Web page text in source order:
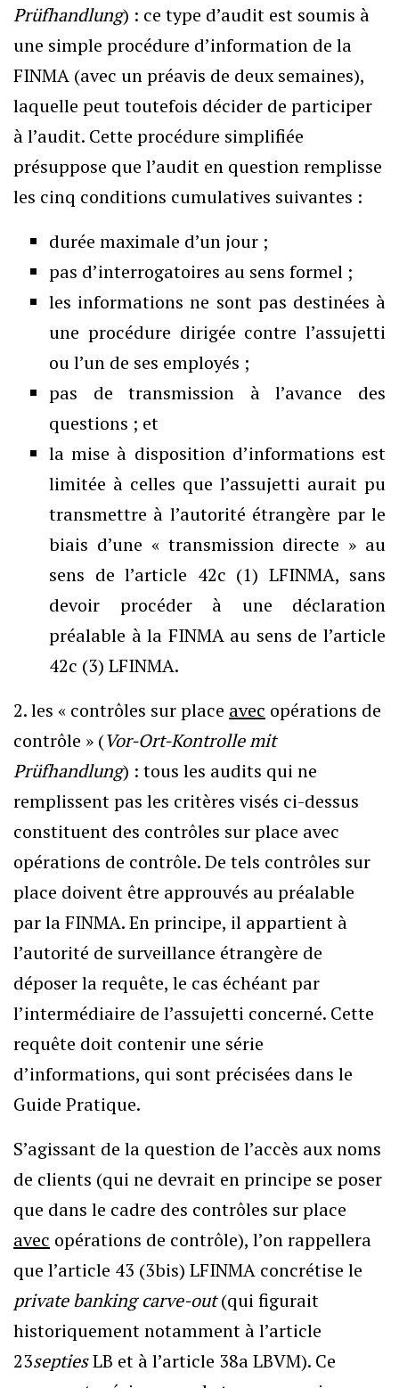
Prüfhandlung) : ce type d’audit est soumis à
une simple procédure d’information de la
FINMA (avec un préavis de deux semaines),
laquelle peut toutefois décider de participer
à l’audit. Cette procédure simplifiée
présuppose que l’audit en question remplisse
les cinq conditions cumulatives suivantes :
durée maximale d’un jour ;
pas d’interrogatoires au sens formel ;
les informations ne sont pas destinées à
une procédure dirigée contre l’assujetti
ou l’un de ses employés ;
pas de transmission à l’avance des
questions ; et
la mise à disposition d’informations est
limitée à celles que l’assujetti aurait pu
transmettre à l’autorité étrangère par le
biais d’une « transmission directe » au
sens de l’article 42c (1) LFINMA, sans
devoir procéder à une déclaration
préalable à la FINMA au sens de l’article
42c (3) LFINMA.
2. les « contrôles sur place avec opérations de
contrôle » (Vor-Ort-Kontrolle mit
Prüfhandlung) : tous les audits qui ne
remplissent pas les critères visés ci-dessus
constituent des contrôles sur place avec
opérations de contrôle. De tels contrôles sur
place doivent être approuvés au préalable
par la FINMA. En principe, il appartient à
l’autorité de surveillance étrangère de
déposer la requête, le cas échéant par
l’intermédiaire de l’assujetti concerné. Cette
requête doit contenir une série
d’informations, qui sont précisées dans le
Guide Pratique.
S’agissant de la question de l’accès aux noms
de clients (qui ne devrait en principe se poser
que dans le cadre des contrôles sur place
avec opérations de contrôle), l’on rappellera
que l’article 43 (3bis) LFINMA concrétise le
private banking carve-out(qui figurait
historiquement notamment à l’article
23septiesLB et à l’article 38a LBVM). Ce